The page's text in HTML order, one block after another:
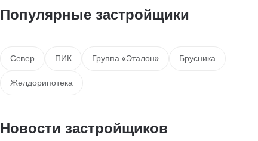
Популярные застройщики
Север ПИК Группа «Эталон» Брусника
Желдорипотека
Новости застройщиков